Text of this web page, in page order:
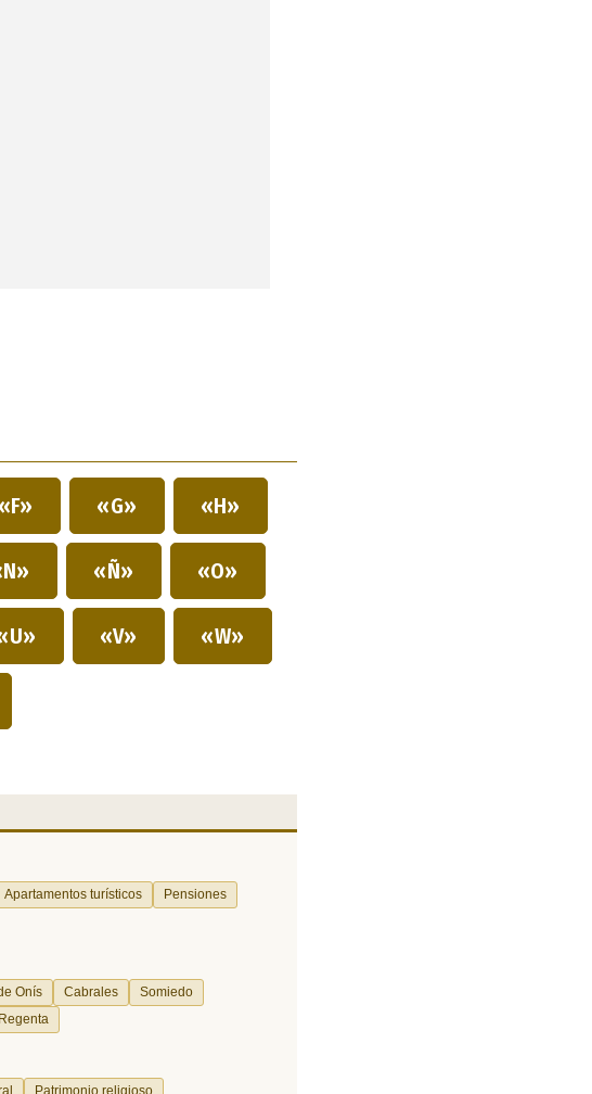
«F» «G» «H»
«Ñ» «O»
«V» «W»